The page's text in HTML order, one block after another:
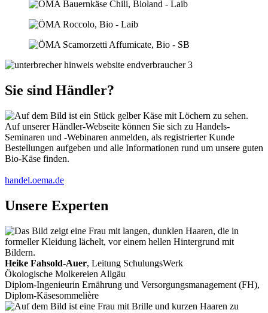
Sie sind Händler?
Auf unserer Händler-Webseite können Sie sich zu Handels-
Seminaren und -Webinaren anmelden, als registrierter Kunde
Bestellungen aufgeben und alle Informationen rund um unsere guten
Bio-Käse finden.
handel.oema.de
Unsere Experten
Heike Fahsold-Auer, Leitung SchulungsWerk
Ökologische Molkereien Allgäu
Diplom-Ingenieurin Ernährung und Versorgungsmanagement (FH),
Diplom-Käsesommelière